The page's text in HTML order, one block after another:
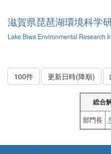
滋賀県琵琶湖環境科学
Lake Biwa Environmental Research
100件 更新日時(降順)
総合
部門長